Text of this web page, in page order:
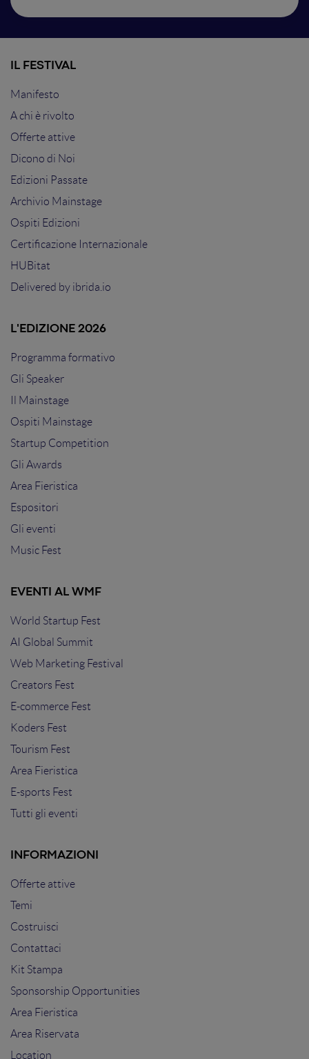
IL FESTIVAL
Manifesto
A chi è rivolto
Offerte attive
Dicono di Noi
Edizioni Passate
Archivio Mainstage
Ospiti Edizioni
Certificazione Internazionale
HUBitat
Delivered by ibrida.io
L'EDIZIONE 2026
Programma formativo
Gli Speaker
Il Mainstage
Ospiti Mainstage
Startup Competition
Gli Awards
Area Fieristica
Espositori
Gli eventi
Music Fest
EVENTI AL WMF
World Startup Fest
AI Global Summit
Web Marketing Festival
Creators Fest
E-commerce Fest
Koders Fest
Tourism Fest
Area Fieristica
E-sports Fest
Tutti gli eventi
INFORMAZIONI
Offerte attive
Temi
Costruisci
Contattaci
Kit Stampa
Sponsorship Opportunities
Area Fieristica
Area Riservata
Location